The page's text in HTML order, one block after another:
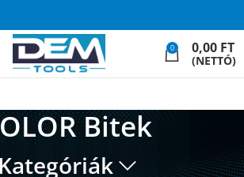
0 0,00 FT
(NETTÓ)
Bitek
Kategóriák